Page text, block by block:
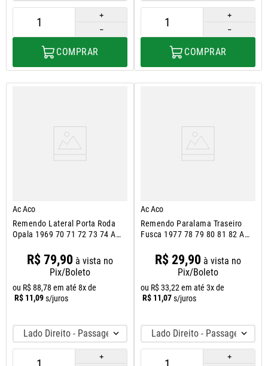
＋
－
COMPRAR
＋
－
COMPRAR
Ac Aco
Remendo Lateral Porta Roda
Opala 1969 70 71 72 73 74 A
R$ 79,90 à vista no
Pix/Boleto
ou R$88,78 em até 8x de
R$ 11,09s/juros
Lado Direito - Passageiro
＋
Ac Aco
Remendo Paralama Traseiro
Fusca 1977 78 79 80 81 82 A
R$ 29,90 à vista no
Pix/Boleto
ou R$33,22 em até 3x de
R$ 11,07s/juros
Lado Direito - Passageiro
＋